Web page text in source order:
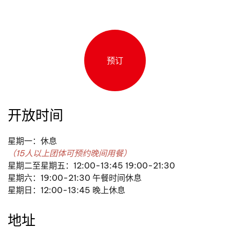
预订
开放时间
星期一：休息
（15人以上团体可预约晚间用餐）
星期二至星期五：12:00-13:45 19:00-21:30
星期六：19:00-21:30 午餐时间休息
星期日：12:00-13:45 晚上休息
地址